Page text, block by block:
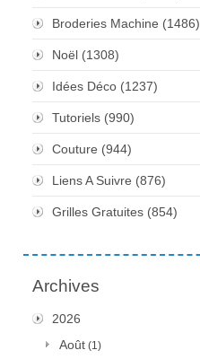
Broderies Machine (1486)
Noël (1308)
Idées Déco (1237)
Tutoriels (990)
Couture (944)
Liens A Suivre (876)
Grilles Gratuites (854)
Archives
2026
Août (1)